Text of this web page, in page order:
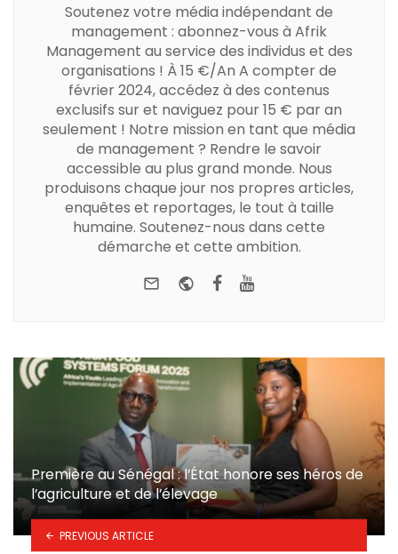
Soutenez votre média indépendant de
management : abonnez-vous à Afrik
Management au service des individus et des
organisations ! À 15 €/An A compter de
février 2024, accédez à des contenus
exclusifs sur et naviguez pour 15 € par an
seulement ! Notre mission en tant que média
de management ? Rendre le savoir
accessible au plus grand monde. Nous
produisons chaque jour nos propres articles,
enquêtes et reportages, le tout à taille
humaine. Soutenez-nous dans cette
démarche et cette ambition.
e-mailWebsiteFacebook
Première au Sénégal : l’État honore ses héros de
l’agriculture et de l’élevage
PREVIOUS ARTICLE